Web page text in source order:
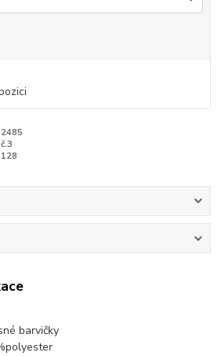
2485
č.3
128
barvičky